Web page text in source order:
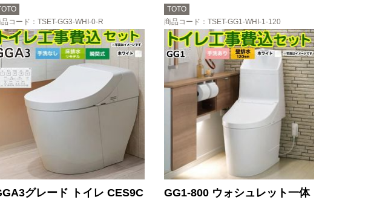
コード ：TSET-GG3-WHI-0-R
グレード トイレ CES9C
TOTO
商品コード ：TSET-GG1-WHI-1-120
GG1-800 ウォシュレット一体